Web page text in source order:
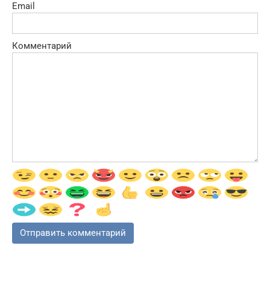
Email
Комментарий